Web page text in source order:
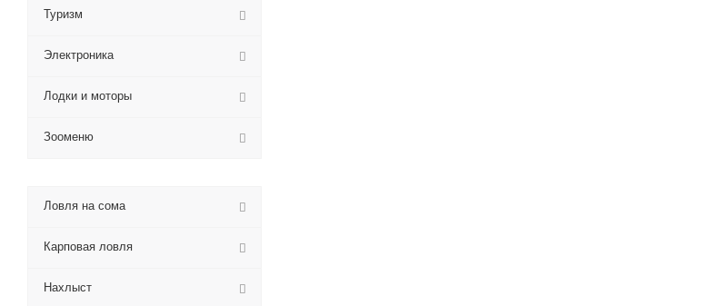
Туризм
Электроника
Лодки и моторы
Зооменю
Ловля на сома
Карповая ловля
Нахлыст